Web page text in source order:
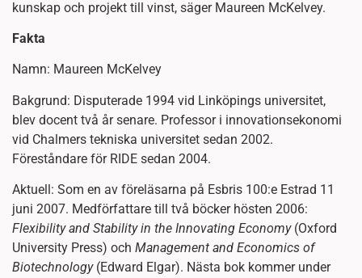
kunskap och projekt till vinst, säger Maureen McKelvey.
Fakta
Namn: Maureen McKelvey
Bakgrund: Disputerade 1994 vid Linköpings universitet,
blev docent två år senare. Professor i innovationsekonomi
vid Chalmers tekniska universitet sedan 2002.
Föreståndare för RIDE sedan 2004.
Aktuell: Som en av föreläsarna på Esbris 100:e Estrad 11
juni 2007. Medförfattare till två böcker hösten 2006:
Flexibility and Stability in the Innovating Economy(Oxford
University Press) och Management and Economics of
Biotechnology(Edward Elgar). Nästa bok kommer under